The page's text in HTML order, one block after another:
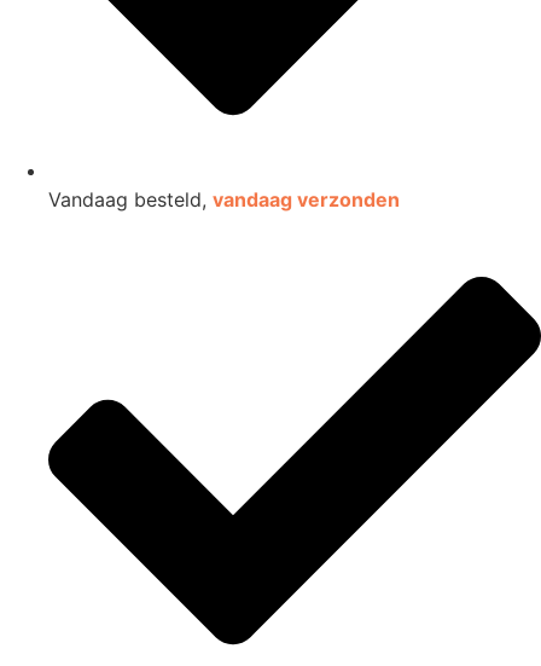
Vandaag besteld, vandaag verzonden